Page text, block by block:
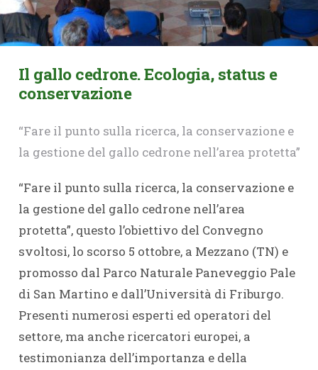
Il gallo cedrone. Ecologia, status e
conservazione
“Fare il punto sulla ricerca, la conservazione e
la gestione del gallo cedrone nell’area protetta”
“Fare il punto sulla ricerca, la conservazione e
la gestione del gallo cedrone nell’area
protetta”, questo l’obiettivo del Convegno
svoltosi, lo scorso 5 ottobre, a Mezzano (TN) e
promosso dal Parco Naturale Paneveggio Pale
di San Martino e dall’Università di Friburgo.
Presenti numerosi esperti ed operatori del
settore, ma anche ricercatori europei, a
testimonianza dell’importanza e della